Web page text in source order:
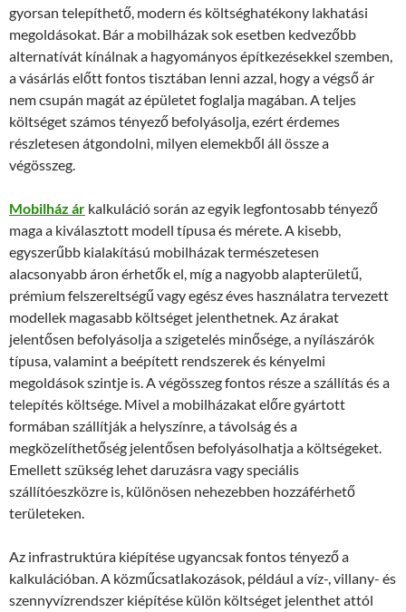
gyorsan telepíthető, modern és költséghatékony lakhatási
megoldásokat. Bár a mobilházak sok esetben kedvezőbb
alternatívát kínálnak a hagyományos építkezésekkel szemben,
a vásárlás előtt fontos tisztában lenni azzal, hogy a végső ár
nem csupán magát az épületet foglalja magában. A teljes
költséget számos tényező befolyásolja, ezért érdemes
részletesen átgondolni, milyen elemekből áll össze a
végösszeg.
Mobilház ár kalkuláció során az egyik legfontosabb tényező
maga a kiválasztott modell típusa és mérete. A kisebb,
egyszerűbb kialakítású mobilházak természetesen
alacsonyabb áron érhetők el, míg a nagyobb alapterületű,
prémium felszereltségű vagy egész éves használatra tervezett
modellek magasabb költséget jelenthetnek. Az árakat
jelentősen befolyásolja a szigetelés minősége, a nyílászárók
típusa, valamint a beépített rendszerek és kényelmi
megoldások szintje is. A végösszeg fontos része a szállítás és a
telepítés költsége. Mivel a mobilházakat előre gyártott
formában szállítják a helyszínre, a távolság és a
megközelíthetőség jelentősen befolyásolhatja a költségeket.
Emellett szükség lehet daruzásra vagy speciális
szállítóeszközre is, különösen nehezebben hozzáférhető
területeken.
Az infrastruktúra kiépítése ugyancsak fontos tényező a
kalkulációban. A közműcsatlakozások, például a víz-, villany- és
szennyvízrendszer kiépítése külön költséget jelenthet attól